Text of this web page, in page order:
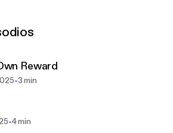
interviews, video clips and live
with some fantastic World
musicians.
is currently being shown on
in over 50 countries. We
July of 2017 and we release a
Reward
-3 min
-4 min